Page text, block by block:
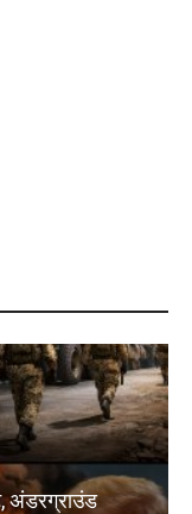
अंडरग्राउंड